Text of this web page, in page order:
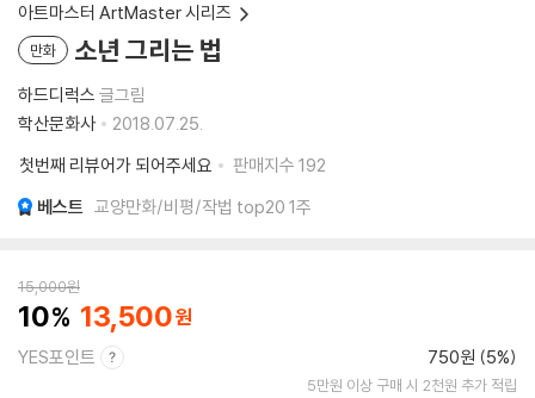
아트마스터 ArtMaster 시리즈
만화 소년 그리는 법
하드디럭스 글그림
학산문화사
2018.07.25.
첫번째 리뷰어가 되어주세요
판매지수 192
베스트 교양만화/비평/작법 top20 1주
15,000원
10 13,500
YES포인트 750원 (5%)
5만원 이상 구매 시 2천원 추가 적립